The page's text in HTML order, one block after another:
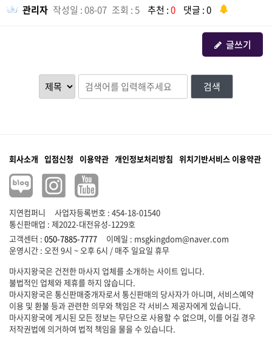
관리자 작성일 : 08-07 조회 : 5 추천 :0 댓글 : 0
글쓰기
검색
회사소개 입점신청 이용약관 개인정보처리방침 위치기반서비스 이용약관
지연컴퍼니
사업자등록번호 : 454-18-01540
통신판매업 : 제2022-대전유성-1229호
고객센터 : 050-7885-7777 이메일 : msgkingdom@naver.com
마사지왕국은 건전한 마사지 업체를 소개하는 사이트 입니다.
불법적인 업체와 제휴를 하지 않습니다.
마사지왕국은 통신판매중개자로서 통신판매의 당사자가 아니며, 서비스예약
이용 및 환불 등과 관련한 의무와 책임은 각 서비스 제공자에게 있습니다.
마사지왕국에 게시된 모든 정보는 무단으로 사용할 수 없으며, 이를 어길 경우
저작권법에 의거하여 법적 책임을 물을 수 있습니다.